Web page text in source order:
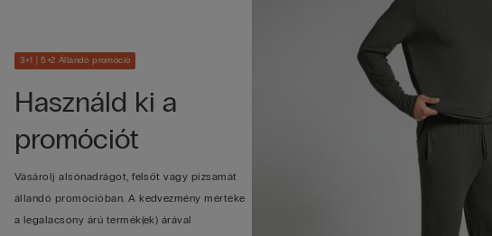
3+1 | 5+2 Állandó promóció
Használd ki a
promóciót
Vásárolj alsónadrágot, felsőt vagy pizsamát
állandó promócióban. A kedvezmény mértéke
a legalacsony árú termék(ek) árával